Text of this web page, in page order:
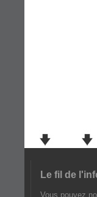
Le fil de
Vous pouvez